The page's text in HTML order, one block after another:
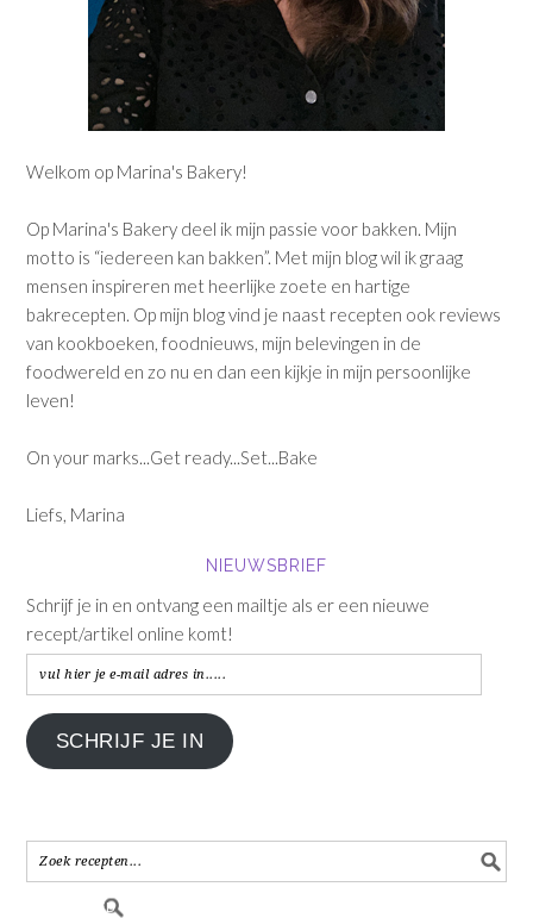
Welkom op Marina's Bakery!
Op Marina's Bakery deel ik mijn passie voor bakken. Mijn
motto is “iedereen kan bakken”. Met mijn blog wil ik graag
mensen inspireren met heerlijke zoete en hartige
bakrecepten. Op mijn blog vind je naast recepten ook reviews
van kookboeken, foodnieuws, mijn belevingen in de
foodwereld en zo nu en dan een kijkje in mijn persoonlijke
leven!
On your marks...Get ready...Set...Bake
Liefs, Marina
NIEUWSBRIEF
Schrijf je in en ontvang een mailtje als er een nieuwe
recept/artikel online komt!
vul
hier
je
e-
in.....
SCHRIJF JE IN